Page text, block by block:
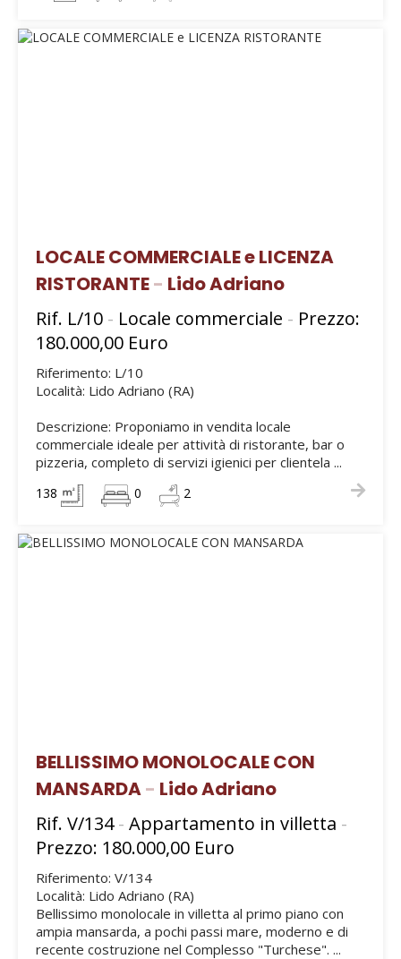
LOCALE COMMERCIALE e LICENZA
RISTORANTE- Lido Adriano
Rif. L/10 - Locale commerciale - Prezzo:
180.000,00 Euro
Riferimento: L/10
Località: Lido Adriano (RA)
Descrizione: Proponiamo in vendita locale
commerciale ideale per attività di ristorante, bar o
pizzeria, completo di servizi igienici per clientela ...
138 0 2
BELLISSIMO MONOLOCALE CON
MANSARDA- Lido Adriano
Rif. V/134- Appartamento in villetta -
Prezzo: 180.000,00 Euro
Riferimento: V/134
Località: Lido Adriano (RA)
Bellissimo monolocale in villetta al primo piano con
ampia mansarda, a pochi passi mare, moderno e di
recente costruzione nel Complesso "Turchese". ...